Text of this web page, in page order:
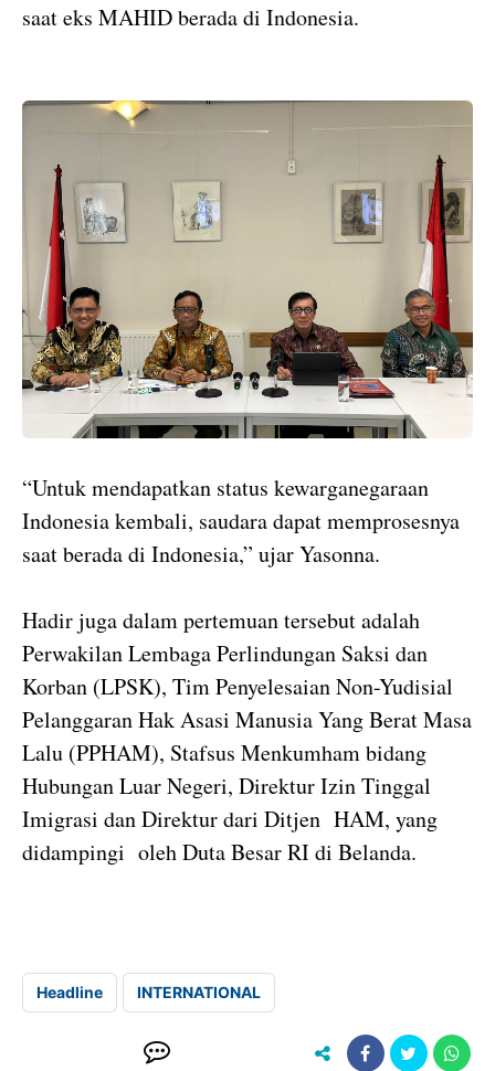
saat eks MAHID berada di Indonesia.
“Untuk mendapatkan status kewarganegaraan
Indonesia kembali, saudara dapat memprosesnya
saat berada di Indonesia,” ujar Yasonna.
Hadir juga dalam pertemuan tersebut adalah
Perwakilan Lembaga Perlindungan Saksi dan
Korban (LPSK), Tim Penyelesaian Non-Yudisial
Pelanggaran Hak Asasi Manusia Yang Berat Masa
Lalu (PPHAM), Stafsus Menkumham bidang
Hubungan Luar Negeri, Direktur Izin Tinggal
Imigrasi dan Direktur dari Ditjen HAM, yang
didampingi oleh Duta Besar RI di Belanda.
Headline INTERNATIONAL